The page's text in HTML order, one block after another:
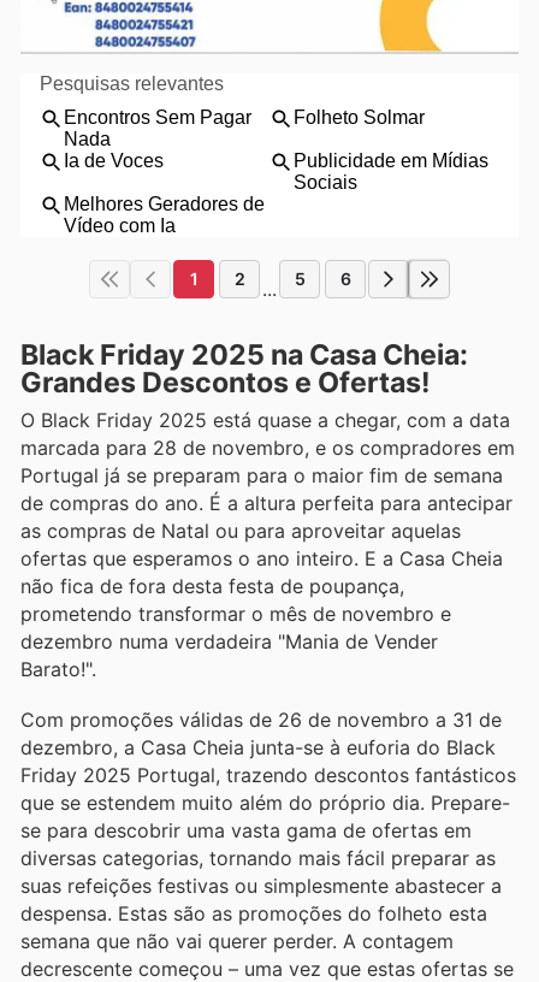
1 2 ... 5 6
Black Friday 2025 na Casa Cheia:
Grandes Descontos e Ofertas!
O Black Friday 2025 está quase a chegar, com a data
marcada para 28 de novembro, e os compradores em
Portugal já se preparam para o maior fim de semana
de compras do ano. É a altura perfeita para antecipar
as compras de Natal ou para aproveitar aquelas
ofertas que esperamos o ano inteiro. E a Casa Cheia
não fica de fora desta festa de poupança,
prometendo transformar o mês de novembro e
dezembro numa verdadeira "Mania de Vender
Barato!".
Com promoções válidas de 26 de novembro a 31 de
dezembro, a Casa Cheia junta-se à euforia do Black
Friday 2025 Portugal, trazendo descontos fantásticos
que se estendem muito além do próprio dia. Prepare-
se para descobrir uma vasta gama de ofertas em
diversas categorias, tornando mais fácil preparar as
suas refeições festivas ou simplesmente abastecer a
despensa. Estas são as promoções do folheto esta
semana que não vai querer perder. A contagem
decrescente começou – uma vez que estas ofertas se